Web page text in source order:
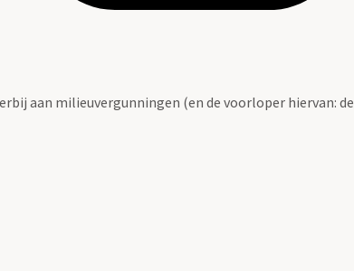
aan milieuvergunningen (en de voorloper hiervan: de